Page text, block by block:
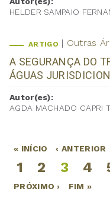
HELDER SAMPAIO
ARTIGO Outras
A SEGURANÇA DO
ÁGUAS
Autor(es):
AGDA MACHADO CAPRI
Páginas
« INÍCIO ‹ ANTERIOR
1 2 3 4
PRÓXIMO › FIM »